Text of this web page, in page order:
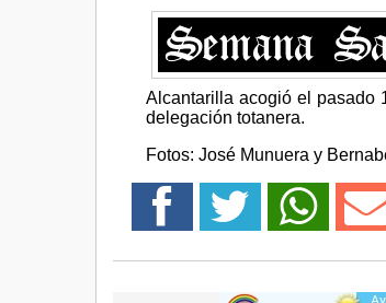
Alcantarilla acogió el pasado
delegación totanera.
Fotos: José Munuera y